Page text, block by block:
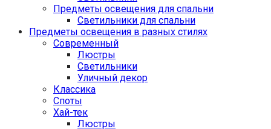
Предметы освещения для спальни
Светильники для спальни
Предметы освещения в разных стилях
Cовременный
Люстры
Светильники
Уличный декор
Классика
Споты
Хай-тек
Люстры